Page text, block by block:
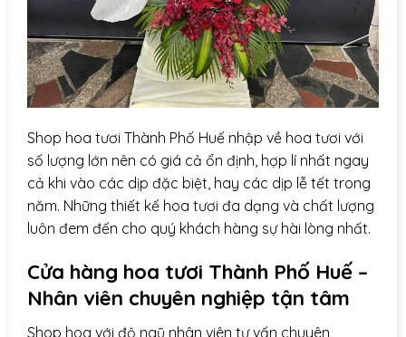
Shop hoa tươi Thành Phố Huế nhập về hoa tươi với
số lượng lớn nên có giá cả ổn định, hợp lí nhất ngay
cả khi vào các dịp đặc biệt, hay các dịp lễ tết trong
năm. Những thiết kế hoa tươi đa dạng và chất lượng
luôn đem đến cho quý khách hàng sự hài lòng nhất.
Cửa hàng hoa tươi Thành Phố Huế –
Nhân viên chuyên nghiệp tận tâm
Shop hoa với độ ngũ nhân viên tư vấn chuyên